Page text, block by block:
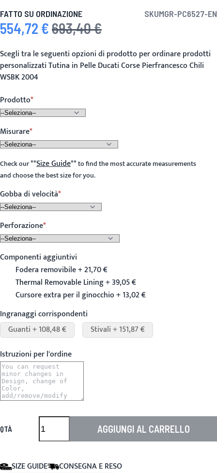
FATTO SU ORDINAZIONE SKUMGR-PC6527-EN
Prezzo speciale
554,72 € Prezzo predefinito
693,40 €
Scegli tra le seguenti opzioni di prodotto per ordinare prodotti
personalizzati Tutina in Pelle Ducati Corse Pierfrancesco Chili
WSBK 2004
Prodotto
Misurare
Check our**Size Guide**to find the most accurate measurements
and choose the best size for you.
Gobba di velocità
Perforazione
Componenti aggiuntivi
Fodera removibile + 21,70 €
Thermal Removable Lining + 39,05 €
Cursore extra per il ginocchio + 13,02 €
Ingranaggi corrispondenti
Guanti + 108,48 €
Stivali + 151,87 €
Istruzioni per l'ordine
QTÀ AGGIUNGI AL CARRELLO
SIZE GUIDE CONSEGNA E RESO